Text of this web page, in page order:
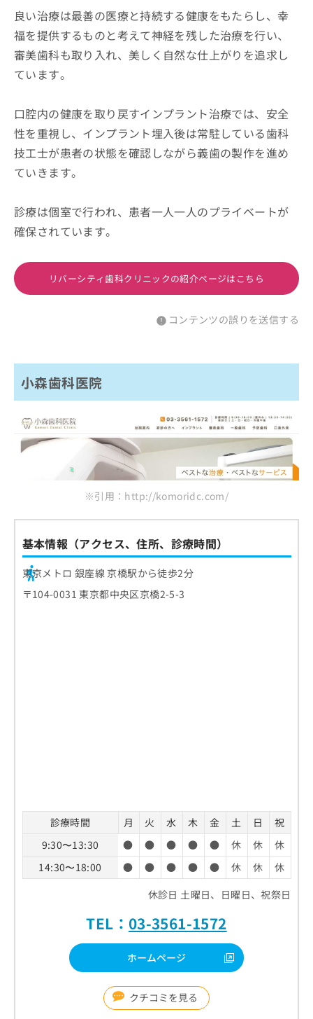
良い治療は最善の医療と持続する健康をもたらし、幸
福を提供するものと考えて神経を残した治療を行い、
審美歯科も取り入れ、美しく自然な仕上がりを追求し
ています。
口腔内の健康を取り戻すインプラント治療では、安全
性を重視し、インプラント埋入後は常駐している歯科
技工士が患者の状態を確認しながら義歯の製作を進め
ていきます。
診療は個室で行われ、患者一人一人のプライベートが
確保されています。
リバーシティ歯科クリニックの紹介ページはこちら
コンテンツの誤りを送信する
小森歯科医院
※引用：http://komoridc.com/
基本情報（アクセス、住所、診療時間）
東京メトロ 銀座線 京橋駅から徒歩2分
〒104-0031 東京都中央区京橋2-5-3
診療時間 月 火 水 木 金 土 日
祝
9:30〜13:30
● ● ● ● ● 休 休
休
14:30〜18:00
● ● ● ● ● 休 休
休
休診日 土曜日、日曜日、祝祭日
TEL： 03-3561-1572
ホームページ
クチコミを見る